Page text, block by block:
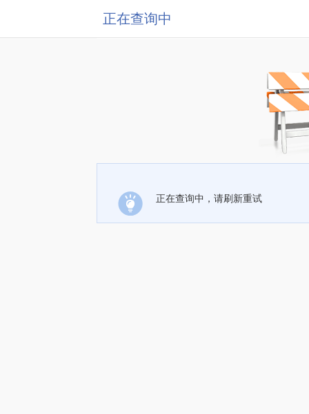
正在查询中
正在查询中，请刷新重试